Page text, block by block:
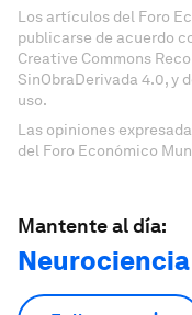
Los artículos del Foro
publicarse de acuerdo
Creative Commons
SinObraDerivada 4.0, y
uso.
Las opiniones
del Foro Económico
Mantente al día:
Neurociencia